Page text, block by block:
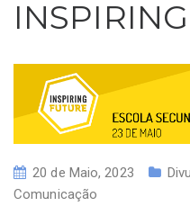
20 de Maio, 2023
Comunicação